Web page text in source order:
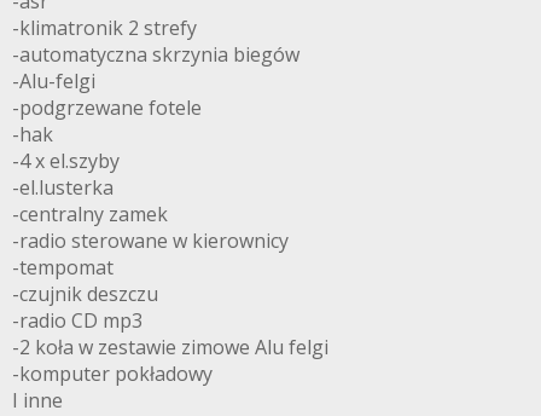
-klimatronik 2 strefy
-automatyczna skrzynia biegów
-Alu-felgi
-podgrzewane fotele
-hak
-4 x el.szyby
-el.lusterka
-centralny zamek
-radio sterowane w kierownicy
-tempomat
-czujnik deszczu
-radio CD mp3
-2 koła w zestawie zimowe Alu felgi
-komputer pokładowy
I inne